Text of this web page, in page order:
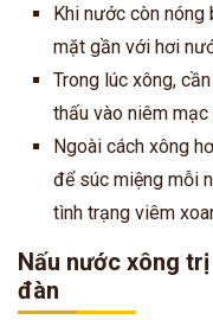
Khi nước còn nóng
mặt gần với hơi
Trong lúc xông,
thấu vào niêm mạc
Ngoài cách xông
để súc miệng mỗi
tình trạng viêm
Nấu nước xông
đàn